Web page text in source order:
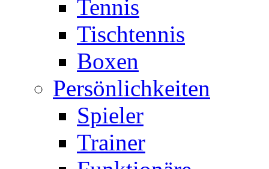
Tennis
Tischtennis
Boxen
Persönlichkeiten
Spieler
Trainer